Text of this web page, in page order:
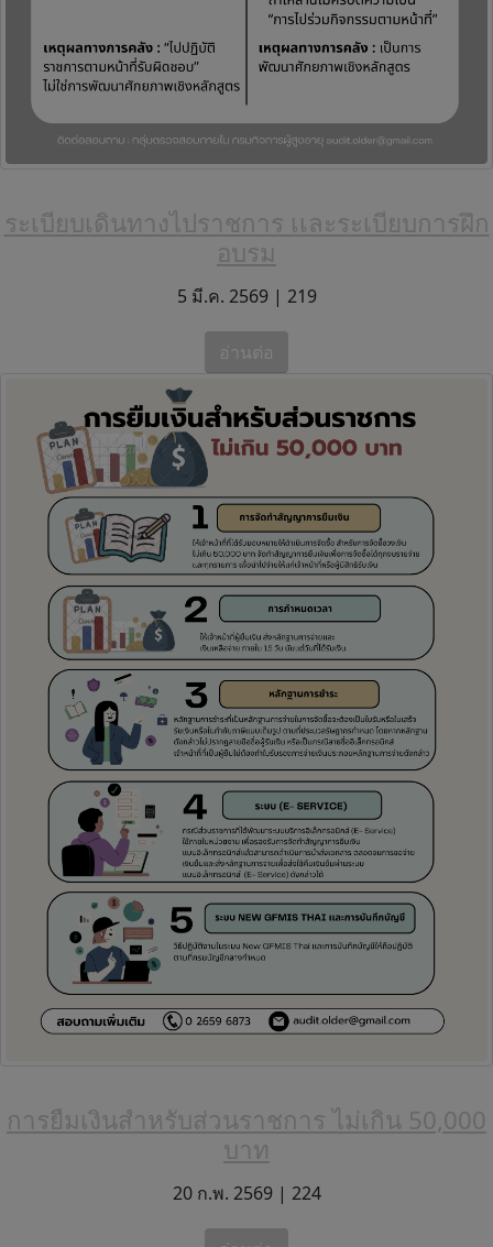
ระเบียบเดินทางไปราชการ เเละระเบียบการฝึก
อบรม
5 มี.ค. 2569 | 219
อ่านต่อ
การยืมเงินสำหรับส่วนราชการ ไม่เกิน 50,000
บาท
20 ก.พ. 2569 | 224